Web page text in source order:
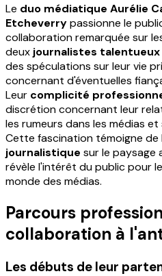
Le duo médiatique Aurélie
Etcheverrypassionne le
collaboration remarquée sur
deux journalistes talentueux
des spéculations sur leur vie
concernant d'éventuelles
Leur complicité
discrétion concernant leur
les rumeurs dans les médias
Cette fascination témoigne de
journalistique sur le paysage
révèle l'intérêt du public pour
monde des médias.
Parcours
collaboration à
Les débuts de leur